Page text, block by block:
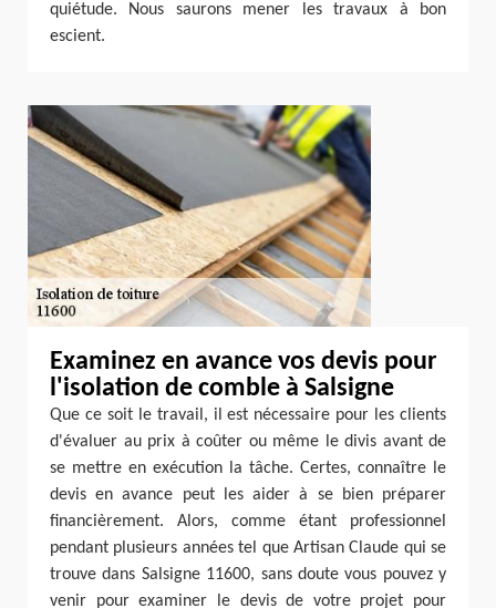
quiétude. Nous saurons mener les travaux à bon
escient.
Examinez en avance vos devis pour
l'isolation de comble à Salsigne
Que ce soit le travail, il est nécessaire pour les clients
d'évaluer au prix à coûter ou même le divis avant de
se mettre en exécution la tâche. Certes, connaître le
devis en avance peut les aider à se bien préparer
financièrement. Alors, comme étant professionnel
pendant plusieurs années tel que Artisan Claude qui se
trouve dans Salsigne 11600, sans doute vous pouvez y
venir pour examiner le devis de votre projet pour